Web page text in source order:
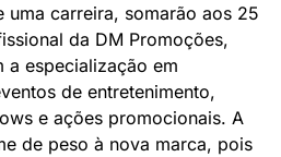
carreira, somarão aos 25
da DM Promoções,
a especialização em
de entretenimento,
e ações promocionais. A
de peso à nova marca, pois